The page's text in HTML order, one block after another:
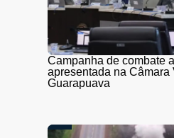
Campanha de combate
apresentada na Câmara
Guarapuava